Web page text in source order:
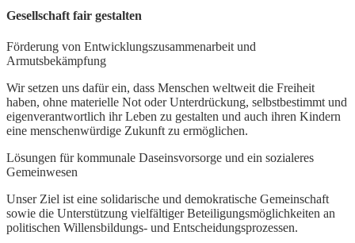
Gesellschaft fair gestalten
Förderung von Entwicklungszusammenarbeit und
Armutsbekämpfung
Wir setzen uns dafür ein, dass Menschen weltweit die Freiheit
haben, ohne materielle Not oder Unterdrückung, selbstbestimmt und
eigenverantwortlich ihr Leben zu gestalten und auch ihren Kindern
eine menschenwürdige Zukunft zu ermöglichen.
Lösungen für kommunale Daseinsvorsorge und ein sozialeres
Gemeinwesen
Unser Ziel ist eine solidarische und demokratische Gemeinschaft
sowie die Unterstützung vielfältiger Beteiligungsmöglichkeiten an
politischen Willensbildungs- und Entscheidungsprozessen.